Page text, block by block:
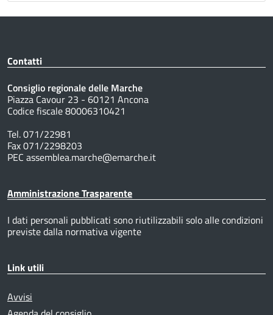
Contatti
Consiglio regionale delle Marche
Piazza Cavour 23 - 60121 Ancona
Codice fiscale 80006310421
Tel. 071/22981
Fax 071/2298203
PEC assemblea.marche@emarche.it
Amministrazione Trasparente
I dati personali pubblicati sono riutilizzabili solo alle condizioni
previste dalla normativa vigente
Link utili
Avvisi